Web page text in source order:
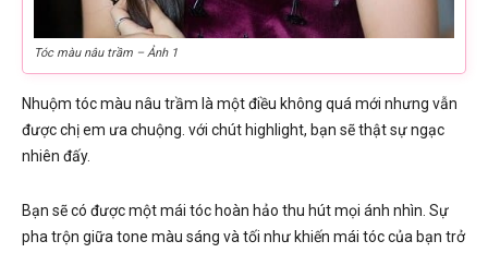
Tóc màu nâu trầm – Ảnh 1
Nhuộm tóc màu nâu trầm là một điều không quá mới nhưng vẫn
được chị em ưa chuộng. với chút highlight, bạn sẽ thật sự ngạc
nhiên đấy.
Bạn sẽ có được một mái tóc hoàn hảo thu hút mọi ánh nhìn. Sự
pha trộn giữa tone màu sáng và tối như khiến mái tóc của bạn trở